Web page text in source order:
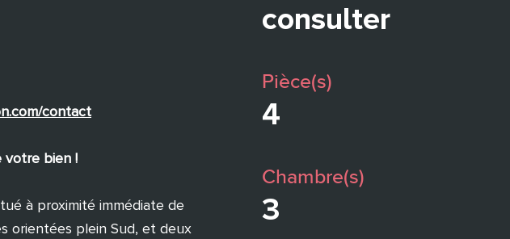
contact
votre bien !
à proximité immédiate de
orientées plein Sud, et deux
consulter
Pièce(s)
4
Chambre(s)
3